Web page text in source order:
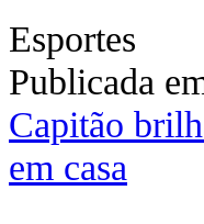
Esportes
Publicada
Capitão
em casa